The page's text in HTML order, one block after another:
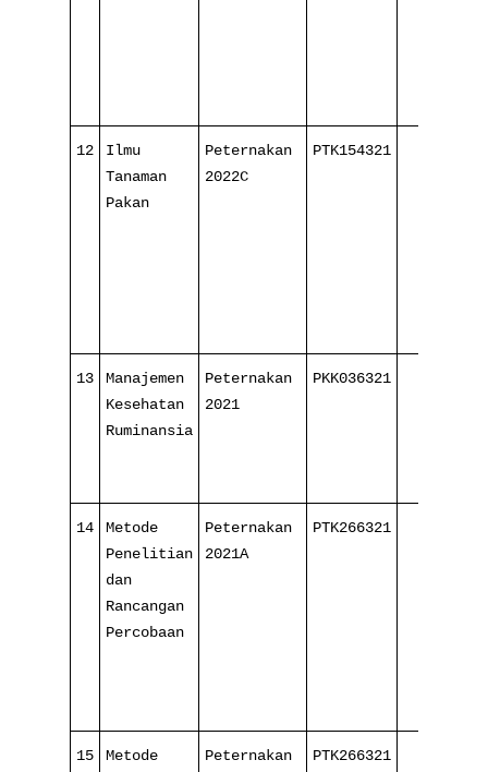
12
Ilmu
Tanaman
Pakan
Peternakan
2022C
PTK154321
13
Manajemen
Kesehatan
Ruminansia
Peternakan
2021
PKK036321
14
Metode
Penelitian
dan
Rancangan
Percobaan
Peternakan
2021A
PTK266321
15
Metode
Peternakan
PTK266321